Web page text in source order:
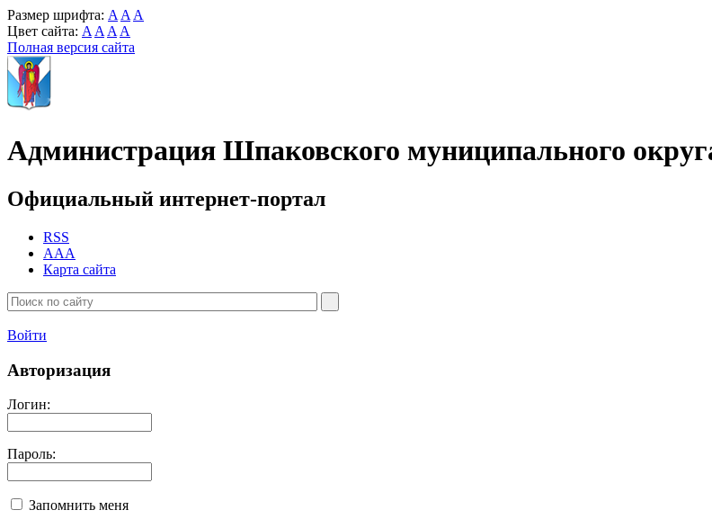
Размер шрифта: A A A
Цвет сайта: A A A A
Полная версия сайта
Администрация Шпаковского муниципального
Официальный интернет-портал
RSS
AAA
Карта сайта
Войти
Авторизация
Логин:
Пароль:
Запомнить меня